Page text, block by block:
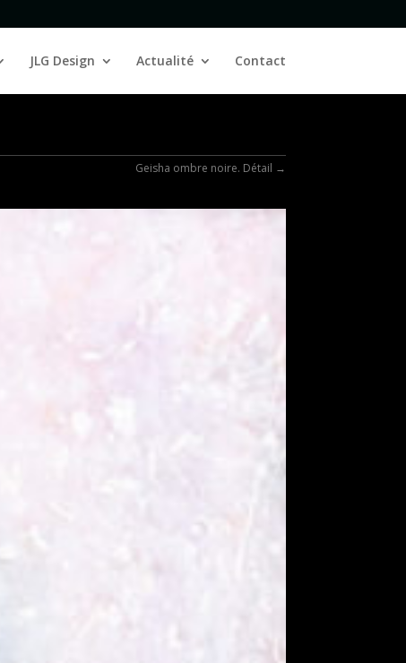
JLG Design Actualité Contact
Geisha ombre noire. Détail →